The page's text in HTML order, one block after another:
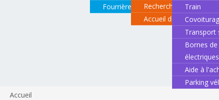
Fourrière animaleRecherche d'un
Accueil des gens du
Train
Transport
Bornes
électriques
Aide à
Parking
Accueil